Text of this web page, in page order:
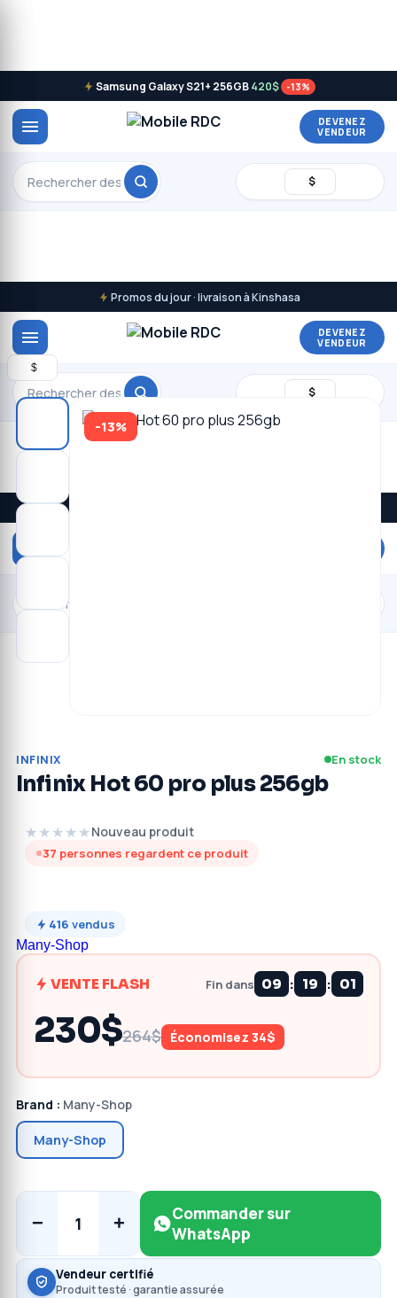
Samsung Galaxy S21+ 256GB 420$ -13%
DEVENEZ
VENDEUR
$
Promos du jour · livraison à Kinshasa
DEVENEZ
VENDEUR
$
$
-13%
INFINIX En stock
Infinix Hot 60 pro plus 256gb
★★★★★Nouveau produit
37 personnes regardent ce produit
416 vendus
Many-Shop
VENTE FLASH Fin dans 09 19 00
230$264$ Économisez 34$
Brand : Many-Shop
Many-Shop
− 1 +
Commander sur
WhatsApp
Vendeur certifié
Produit testé · garantie assurée